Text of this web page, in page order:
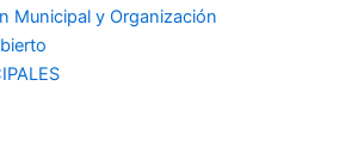
Municipal y Organización